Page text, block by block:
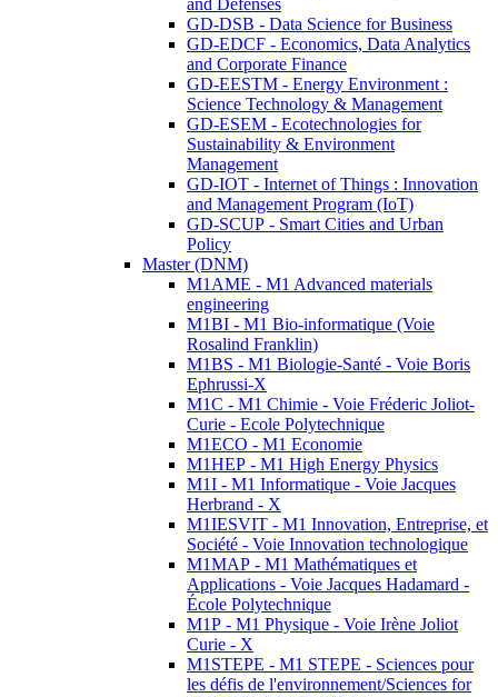
and Defenses
GD-DSB - Data Science for Business
GD-EDCF - Economics, Data Analytics
and Corporate Finance
GD-EESTM - Energy Environment :
Science Technology & Management
GD-ESEM - Ecotechnologies for
Sustainability & Environment
Management
GD-IOT - Internet of Things : Innovation
and Management Program (IoT)
GD-SCUP - Smart Cities and Urban
Policy
Master (DNM)
M1AME - M1 Advanced materials
engineering
M1BI - M1 Bio-informatique (Voie
Rosalind Franklin)
M1BS - M1 Biologie-Santé - Voie Boris
Ephrussi-X
M1C - M1 Chimie - Voie Fréderic Joliot-
Curie - Ecole Polytechnique
M1ECO - M1 Economie
M1HEP - M1 High Energy Physics
M1I - M1 Informatique - Voie Jacques
Herbrand - X
M1IESVIT - M1 Innovation, Entreprise, et
Société - Voie Innovation technologique
M1MAP - M1 Mathématiques et
Applications - Voie Jacques Hadamard -
École Polytechnique
M1P - M1 Physique - Voie Irène Joliot
Curie - X
M1STEPE - M1 STEPE - Sciences pour
les défis de l'environnement/Sciences for